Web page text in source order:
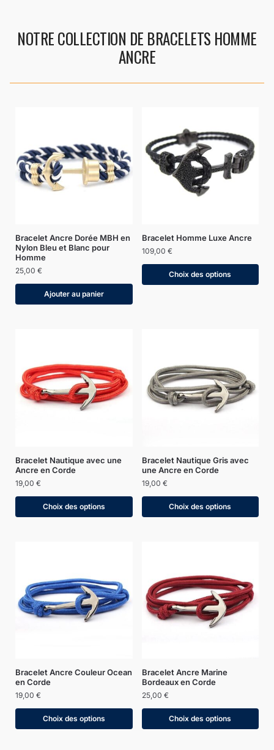
NOTRE COLLECTION DE BRACELETS HOMME
ANCRE
Bracelet Ancre Dorée MBH en
Nylon Bleu et Blanc pour
Homme
25,00 €
Ajouter au panier
Bracelet Homme Luxe Ancre
109,00 €
Choix des options
Bracelet Nautique avec une
Ancre en Corde
19,00 €
Choix des options
Bracelet Nautique Gris avec
une Ancre en Corde
19,00 €
Choix des options
Bracelet Ancre Couleur Ocean
en Corde
19,00 €
Choix des options
Bracelet Ancre Marine
Bordeaux en Corde
25,00 €
Choix des options